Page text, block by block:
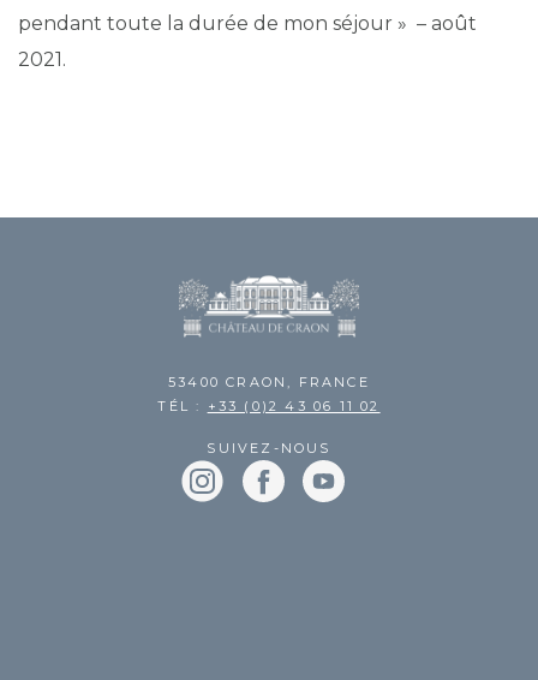
pendant toute la durée de mon séjour » – août
2021.
53400 CRAON, FRANCE
TÉL :
+33 (0)2 43 06 11 02
SUIVEZ-NOUS